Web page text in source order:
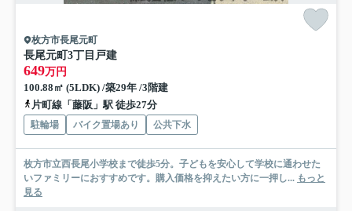
枚方市長尾元町
長尾元町3丁目戸建
649万円
100.88㎡ (5LDK) /築29年 /3階建
片町線「藤阪」駅 徒歩27分
駐輪場 バイク置場あり 公共下水
枚方市立西長尾小学校まで徒歩5分。子どもを安心して学校に通わせた
いファミリーにおすすめです。購入価格を抑えたい方に一押し... もっと
見る